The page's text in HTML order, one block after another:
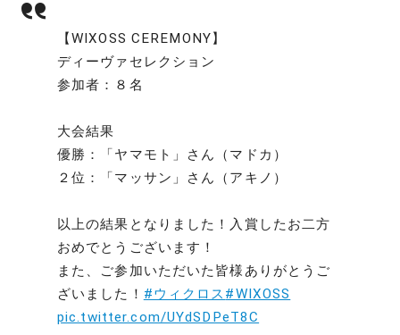
【WIXOSS CEREMONY】
ディーヴァセレクション
参加者：８名
大会結果
優勝：「ヤマモト」さん（マドカ）
２位：「マッサン」さん（アキノ）
以上の結果となりました！入賞したお二方
おめでとうございます！
また、ご参加いただいた皆様ありがとうご
ざいました！ #ウィクロス #WIXOSS
pic.twitter.com/UYdSDPeT8C